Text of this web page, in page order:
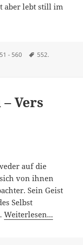
aber lebt still im
- 560 Schlagwörter
552.
Chudamani – Vers 552
Vers
auf die
von ihnen
Sein Geist
Selbst
Weiterlesen...